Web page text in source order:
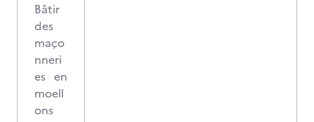
Bâtir
des
maço
nneri
es en
moell
ons